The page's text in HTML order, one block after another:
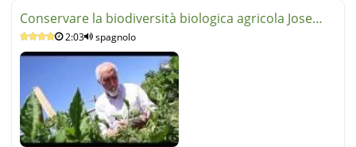
Conservare la biodiversità biologica agricola Jose
Corner2:03 spagnolo